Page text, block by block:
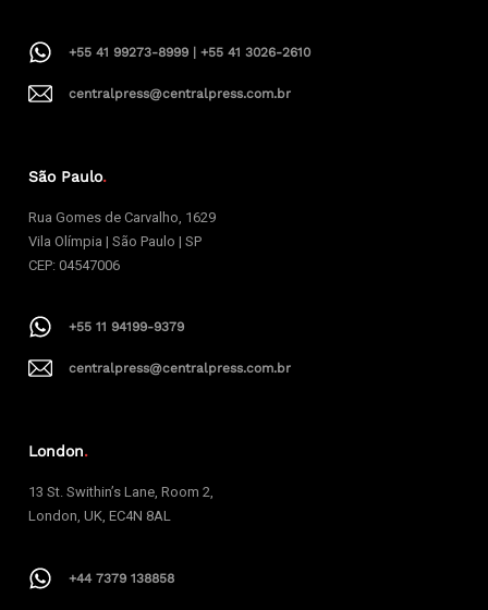
+55 41 99273-8999 | +55 41 3026-2610
centralpress@centralpress.com.br
São Paulo.
Rua Gomes de Carvalho, 1629
Vila Olímpia | São Paulo | SP
CEP: 04547006
+55 11 94199-9379
centralpress@centralpress.com.br
London.
13 St. Swithin’s Lane, Room 2,
London, UK, EC4N 8AL
+44 7379 138858